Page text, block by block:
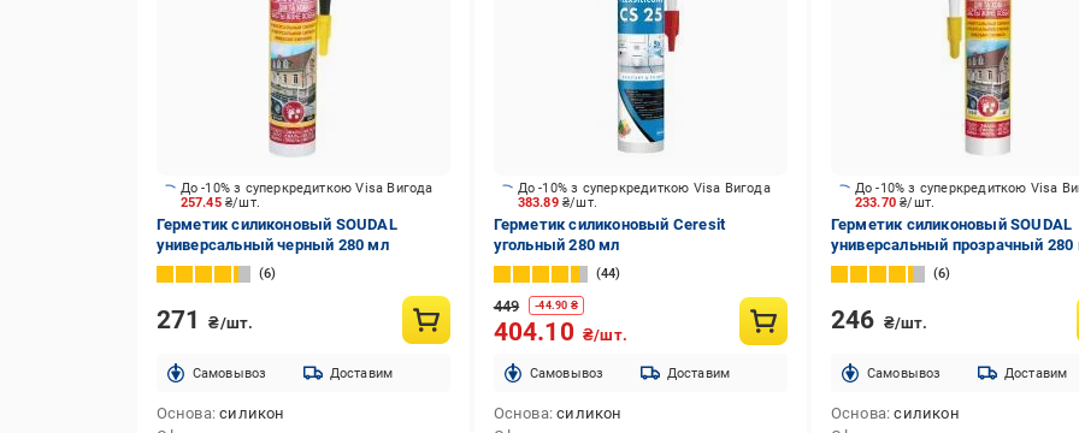
257.45 ₴/шт.
До -10% з суперкредиткою Visa Вигода
Герметик силиконовый SOUDAL
универсальный черный 280 мл
6
271 ₴/шт.
Cамовывоз Доставим
Основа силикон
383.89₴/шт.
До -10% з суперкредиткою Visa Вигода
Герметик силиконовый Ceresit
угольный 280 мл
44
449 -44.90 ₴
404.10 ₴/шт.
Cамовывоз Доставим
Основа силикон
233.70₴/шт.
До -10% з суперкредиткою Visa
Герметик силиконовый SOUDAL
универсальный прозрачный 280
6
246 ₴/шт.
Cамовывоз Доставим
Основа силикон